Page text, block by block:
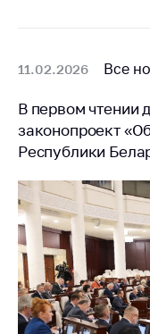
Сообщить о
цен на
цен на
изделия
Контакты
Адрес и
работы
11.02.2026 Все
В первом чтении
законопроект
Республики